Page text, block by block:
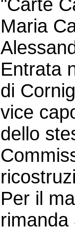
"Carte
Maria
Entrata
di
vice
dello
Per il
rimanda